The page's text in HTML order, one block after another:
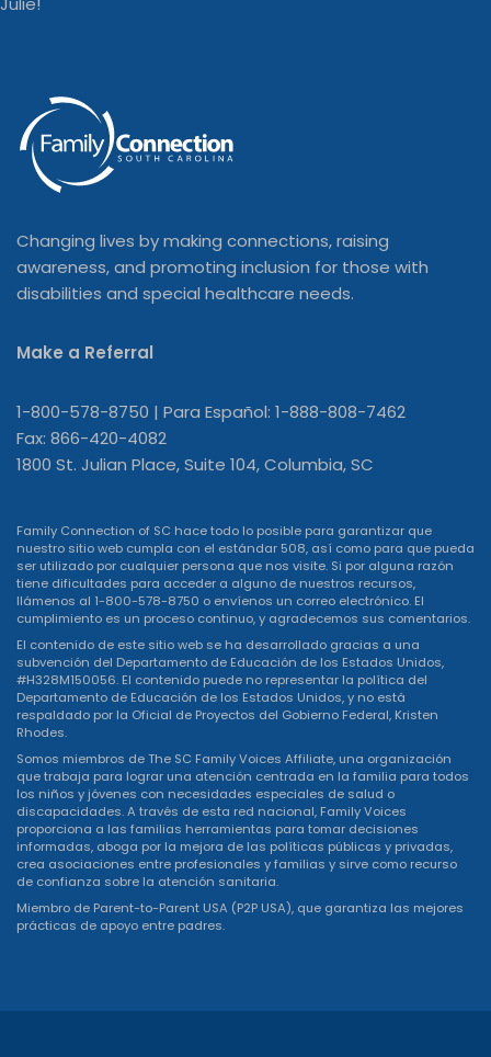
Changing lives by making connections, raising
awareness, and promoting inclusion for those with
disabilities and special healthcare needs.
Make a Referral
1-800-578-8750 | Para Español: 1-888-808-7462
Fax: 866-420-4082
1800 St. Julian Place, Suite 104, Columbia, SC
Family Connection of SC hace todo lo posible para garantizar que
nuestro sitio web cumpla con el estándar 508, así como para que pueda
ser utilizado por cualquier persona que nos visite. Si por alguna razón
tiene dificultades para acceder a alguno de nuestros recursos,
llámenos al 1-800-578-8750 o envíenos un correo electrónico. El
cumplimiento es un proceso continuo, y agradecemos sus comentarios.
El contenido de este sitio web se ha desarrollado gracias a una
subvención del Departamento de Educación de los Estados Unidos,
#H328M150056. El contenido puede no representar la política del
Departamento de Educación de los Estados Unidos, y no está
respaldado por la Oficial de Proyectos del Gobierno Federal, Kristen
Rhodes.
Somos miembros de The SC Family Voices Affiliate, una organización
que trabaja para lograr una atención centrada en la familia para todos
los niños y jóvenes con necesidades especiales de salud o
discapacidades. A través de esta red nacional, Family Voices
proporciona a las familias herramientas para tomar decisiones
informadas, aboga por la mejora de las políticas públicas y privadas,
crea asociaciones entre profesionales y familias y sirve como recurso
de confianza sobre la atención sanitaria.
Miembro de Parent-to-Parent USA (P2P USA), que garantiza las mejores
prácticas de apoyo entre padres.